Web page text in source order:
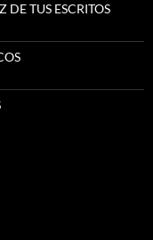
TUS ESCRITOS